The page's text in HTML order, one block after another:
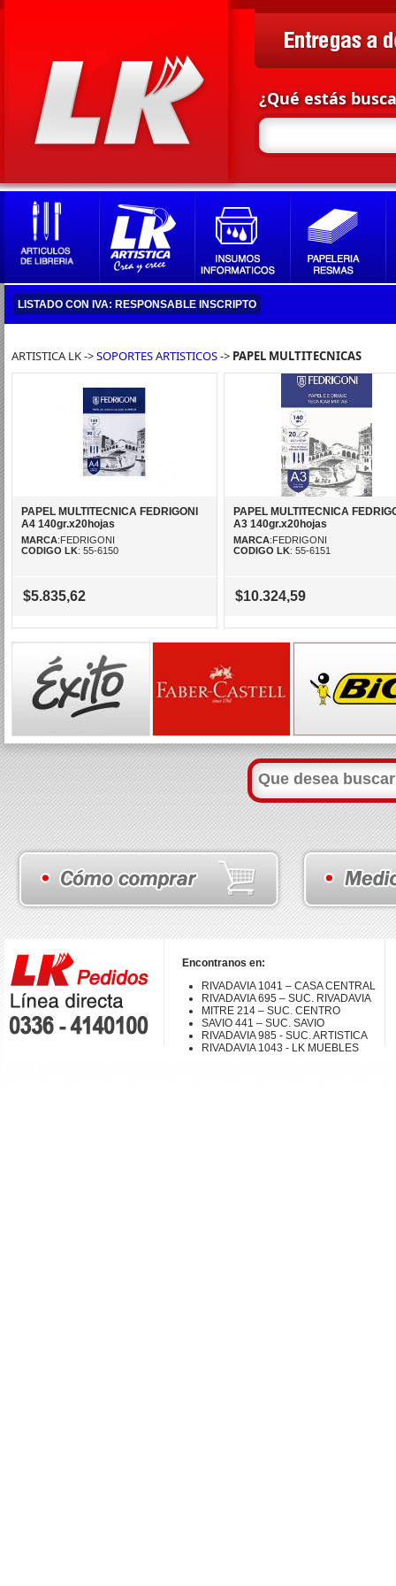
¿Qué estás
LISTADO CON IVA: RESPONSABLE INSCRIPTO
ARTISTICA LK ->SOPORTES ARTISTICOS-> PAPEL MULTITECNICAS
PAPEL MULTITECNICA FEDRIGONI
A4 140gr.x20hojas
MARCA:FEDRIGONI
CODIGO LK: 55-6150
$5.835,62
PAPEL MULTITECNICA
A3 140gr.x20hojas
MARCA:FEDRIGONI
CODIGO LK: 55-6151
$10.324,59
Encontranos en:
RIVADAVIA 1041 – CASA CENTRAL
RIVADAVIA 695 – SUC. RIVADAVIA
MITRE 214 – SUC. CENTRO
SAVIO 441 – SUC. SAVIO
RIVADAVIA 985 - SUC. ARTISTICA
RIVADAVIA 1043 - LK MUEBLES